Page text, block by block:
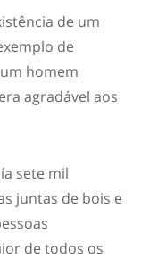
de um
de
homem
agradável aos
sete mil
juntas de bois e
de todos os